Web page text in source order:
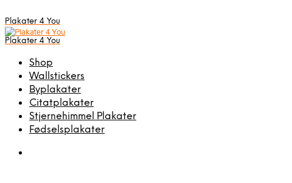
Plakater 4 You
Plakater 4 You
Shop
Wallstickers
Byplakater
Citatplakater
Stjernehimmel Plakater
Fødselsplakater